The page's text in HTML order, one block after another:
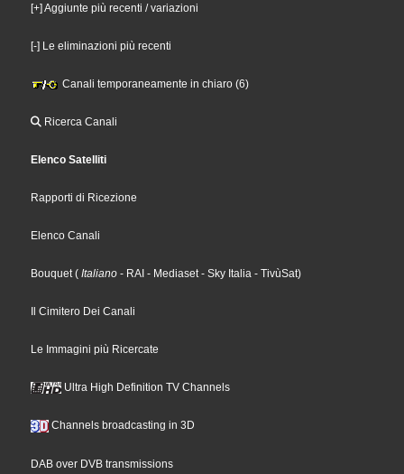
[+] Aggiunte più recenti / variazioni
[-] Le eliminazioni più recenti
Canali temporaneamente in chiaro (6)
Ricerca Canali
Elenco Satelliti
Rapporti di Ricezione
Elenco Canali
Bouquet ( Italiano - RAI - Mediaset - Sky Italia - TivùSat)
Il Cimitero Dei Canali
Le Immagini più Ricercate
Ultra High Definition TV Channels
Channels broadcasting in 3D
DAB over DVB transmissions